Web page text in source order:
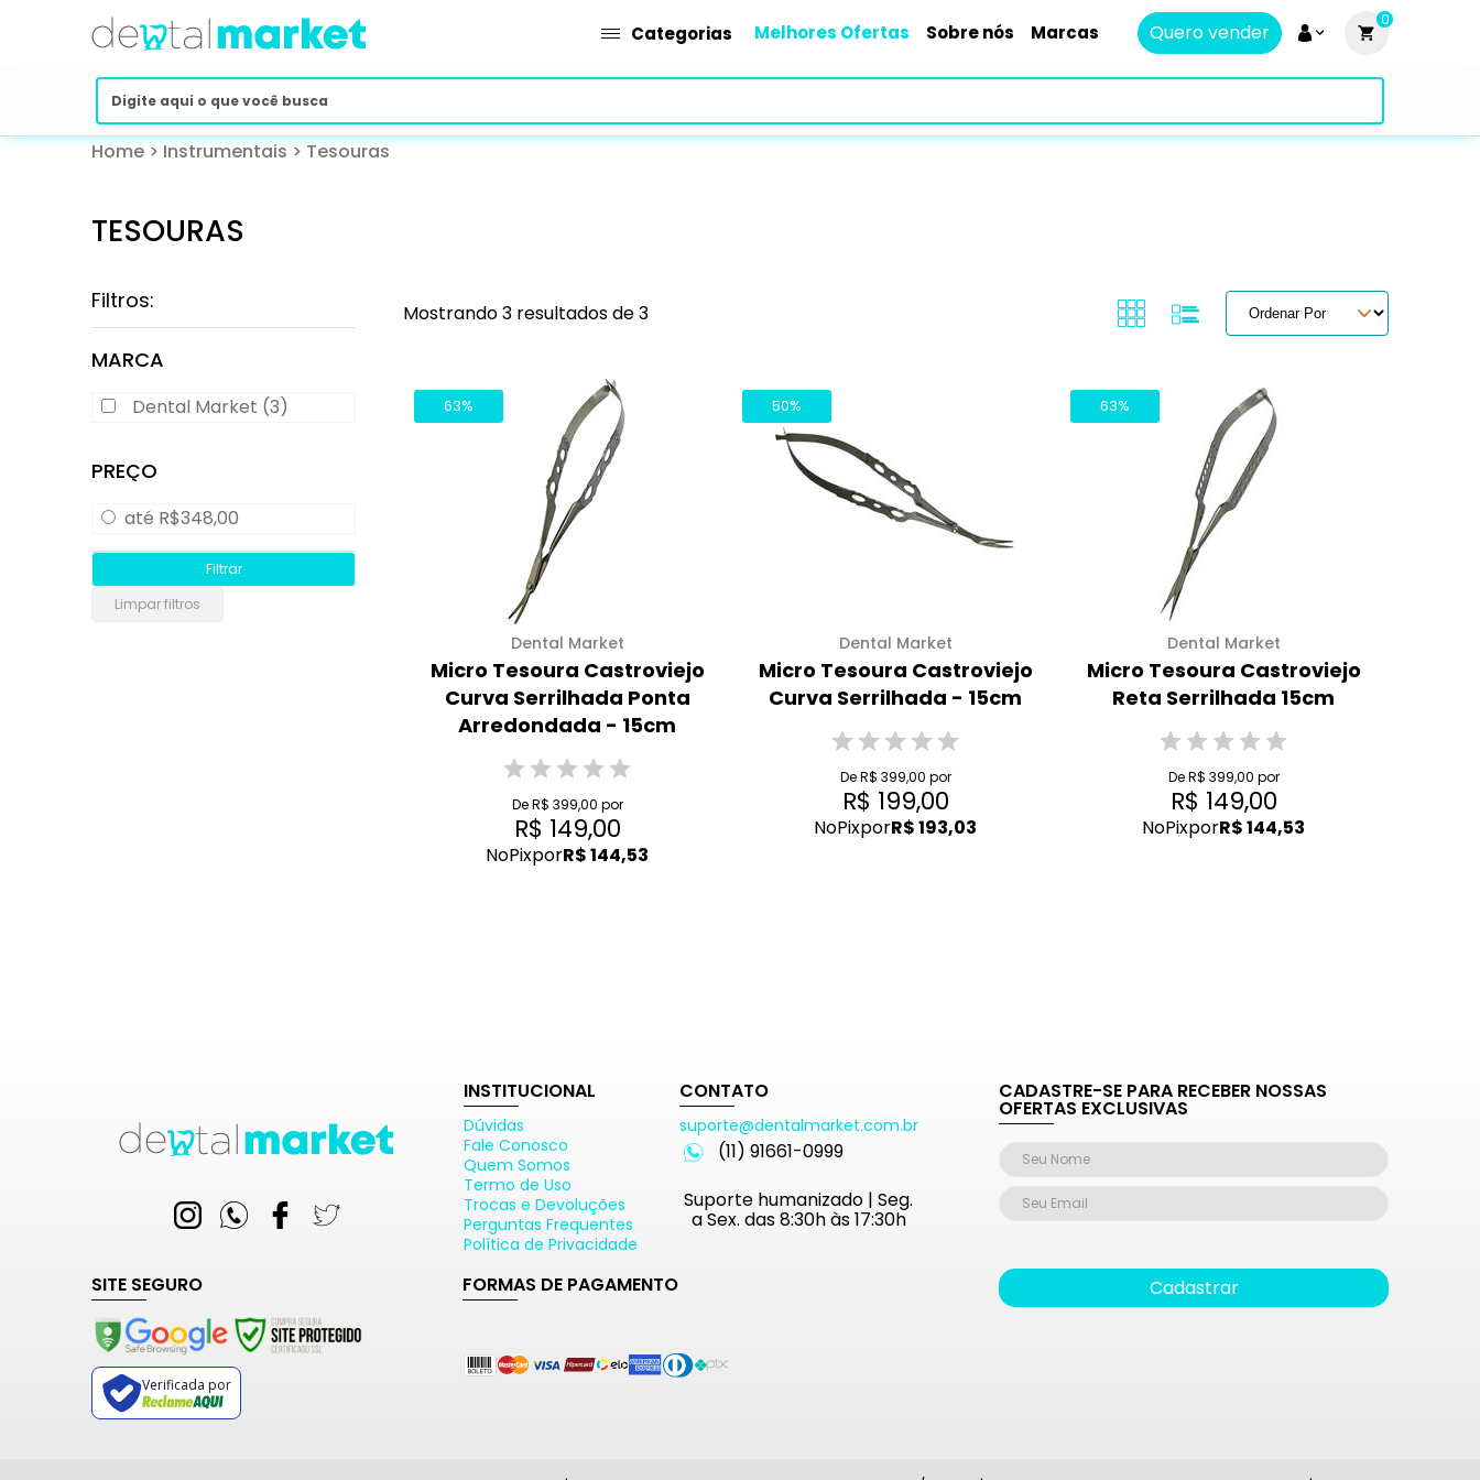
Categorias Melhores Ofertas Sobre nós Marcas Quero vender
0
Home > Instrumentais > Tesouras
TESOURAS
Filtros:
MARCA
Dental Market (3)
PREÇO
até R$348,00
Mostrando 3 resultados de 3
63%
Dental Market
Micro Tesoura Castroviejo
Curva Serrilhada Ponta
Arredondada - 15cm
De R$ 399,00 por
R$ 149,00
NoPixporR$ 144,53
50%
Dental Market
Micro Tesoura Castroviejo
Curva Serrilhada - 15cm
De R$ 399,00 por
R$ 199,00
NoPixporR$ 193,03
63%
Dental Market
Micro Tesoura Castroviejo
Reta Serrilhada 15cm
De R$ 399,00 por
R$ 149,00
NoPixporR$ 144,53
INSTITUCIONAL
Dúvidas
Fale Conosco
Quem Somos
Termo de Uso
Trocas e Devoluções
Perguntas Frequentes
Política de Privacidade
CONTATO
suporte@dentalmarket.com.br
(11) 91661-0999
Suporte humanizado | Seg.
a Sex. das 8:30h às 17:30h
SITE SEGURO
Verificada por
FORMAS DE PAGAMENTO
CADASTRE-SE PARA RECEBER NOSSAS
OFERTAS EXCLUSIVAS
Cadastrar